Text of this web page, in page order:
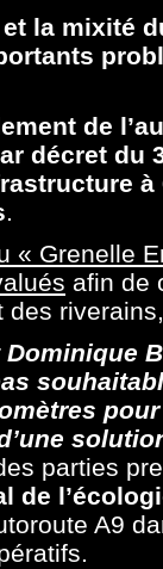
la mixité
de
décret du
.
« Grenelle
afin de
parties
de
A9